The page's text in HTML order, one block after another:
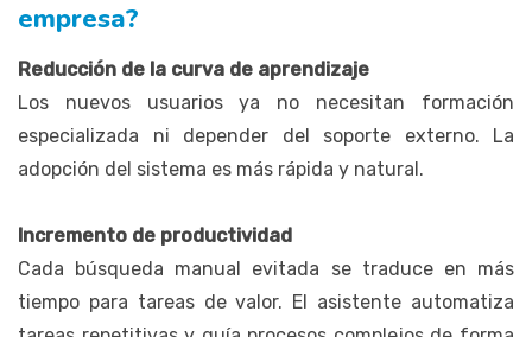
empresa?
Reducción de la curva de aprendizaje
Los nuevos usuarios ya no necesitan formación
especializada ni depender del soporte externo. La
adopción del sistema es más rápida y natural.
Incremento de productividad
Cada búsqueda manual evitada se traduce en más
tiempo para tareas de valor. El asistente automatiza